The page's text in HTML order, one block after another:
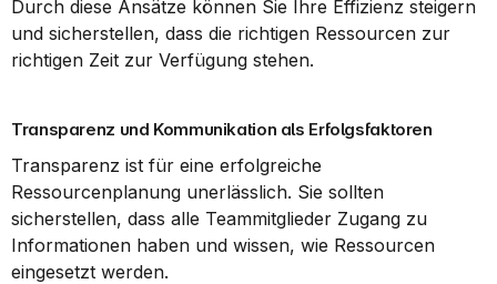
Durch diese Ansätze können Sie Ihre Effizienz steigern
und sicherstellen, dass die richtigen Ressourcen zur
richtigen Zeit zur Verfügung stehen.
Transparenz und Kommunikation als Erfolgsfaktoren
Transparenz ist für eine erfolgreiche
Ressourcenplanung unerlässlich. Sie sollten
sicherstellen, dass alle Teammitglieder Zugang zu
Informationen haben und wissen, wie Ressourcen
eingesetzt werden.